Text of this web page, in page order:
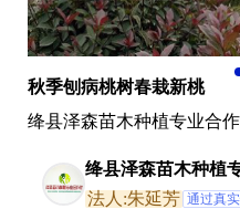
秋季刨病桃树春栽新桃
绛县泽森苗木种植专业合
绛县泽森苗木种植
法人:朱延芳 通过真